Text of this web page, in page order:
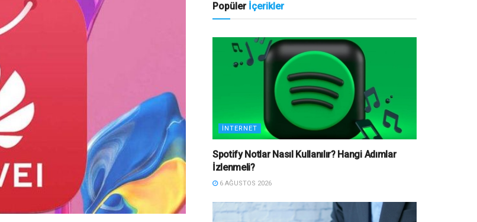
Popüler İçerikler
İNTERNET
Spotify Notlar Nasıl Kullanılır? Hangi Adımlar
İzlenmeli?
6 AĞUSTOS 2026